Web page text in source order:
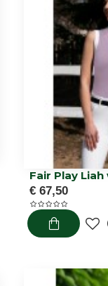
€ 67,50